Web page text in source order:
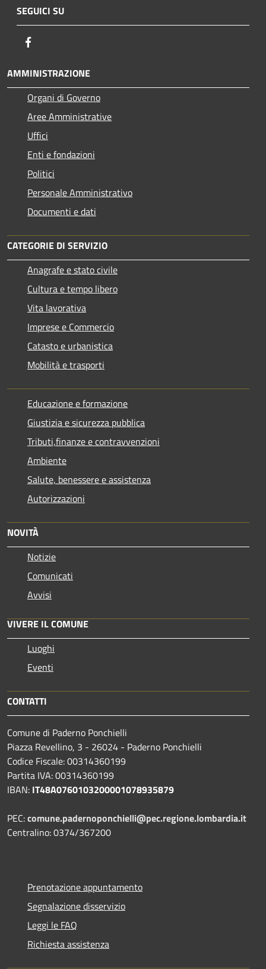
SEGUICI SU
AMMINISTRAZIONE
Organi di Governo
Aree Amministrative
Uffici
Enti e fondazioni
Politici
Personale Amministrativo
Documenti e dati
CATEGORIE DI SERVIZIO
Anagrafe e stato civile
Cultura e tempo libero
Vita lavorativa
Imprese e Commercio
Catasto e urbanistica
Mobilità e trasporti
Educazione e formazione
Giustizia e sicurezza pubblica
Tributi,finanze e contravvenzioni
Ambiente
Salute, benessere e assistenza
Autorizzazioni
NOVITÀ
Notizie
Comunicati
Avvisi
VIVERE IL COMUNE
Luoghi
Eventi
CONTATTI
Comune di Paderno Ponchielli
Piazza Revellino, 3 - 26024 - Paderno Ponchielli
Codice Fiscale: 00314360199
Partita IVA: 00314360199
IBAN: IT48A0760103200001078935879
PEC:comune.padernoponchielli@pec.regione.lombardia.it
Centralino: 0374/367200
Prenotazione appuntamento
Segnalazione disservizio
Leggi le FAQ
Richiesta assistenza